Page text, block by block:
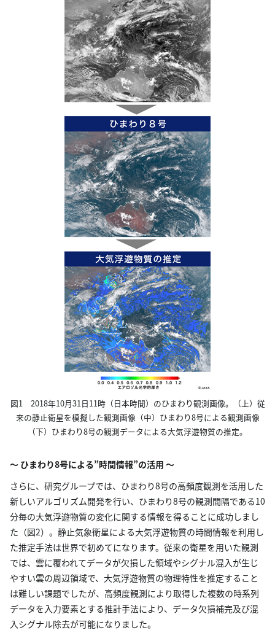
図1 2018年10月31日11時（日本時間）のひまわり観測画像。（上）従
来の静止衛星を模擬した観測画像（中）ひまわり8号による観測画像
（下）ひまわり8号の観測データによる大気浮遊物質の推定。
～ ひまわり8号による”時間情報”の活用 ～
さらに、研究グループでは、ひまわり8号の高頻度観測を活用した
新しいアルゴリズム開発を行い、ひまわり8号の観測間隔である10
分毎の大気浮遊物質の変化に関する情報を得ることに成功しまし
た（図2）。静止気象衛星による大気浮遊物質の時間情報を利用し
た推定手法は世界で初めてになります。従来の衛星を用いた観測
では、雲に覆われてデータが欠損した領域やシグナル混入が生じ
やすい雲の周辺領域で、大気浮遊物質の物理特性を推定すること
は難しい課題でしたが、高頻度観測により取得した複数の時系列
データを入力要素とする推計手法により、データ欠損補完及び混
入シグナル除去が可能になりました。